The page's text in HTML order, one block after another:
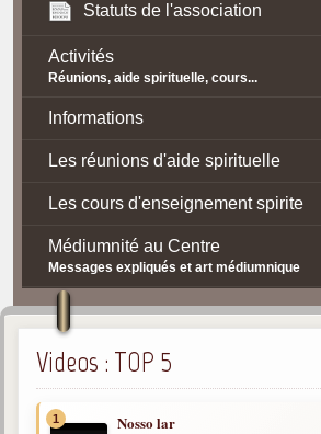
Statuts de l'association
Activités
Réunions, aide spirituelle, cours...
Informations
Les réunions d'aide spirituelle
Les cours d'enseignement spirite
Médiumnité au Centre
Messages expliqués et art médiumnique
Contact / Accès
Plan d'accès
Spiritisme
La doctrine Spirite
Videos : TOP 5
1 Nosso lar